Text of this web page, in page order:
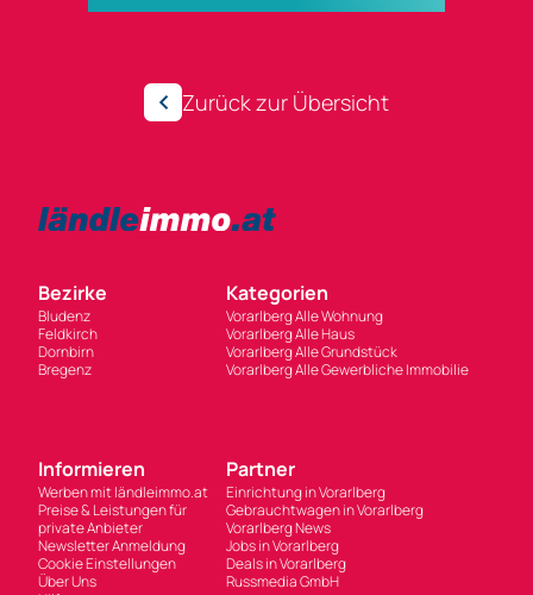
Zurück zur Übersicht
Bezirke
Bludenz
Feldkirch
Dornbirn
Bregenz
Kategorien
Vorarlberg Alle Wohnung
Vorarlberg Alle Haus
Vorarlberg Alle Grundstück
Vorarlberg Alle Gewerbliche Immobilie
Informieren
Werben mit ländleimmo.at
Preise & Leistungen für
private Anbieter
Newsletter Anmeldung
Cookie Einstellungen
Über Uns
Partner
Einrichtung in Vorarlberg
Gebrauchtwagen in Vorarlberg
Vorarlberg News
Jobs in Vorarlberg
Deals in Vorarlberg
Russmedia GmbH